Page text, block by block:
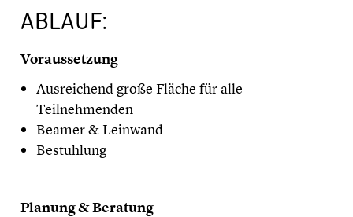
ABLAUF:
Voraussetzung
Ausreichend große Fläche für alle
Teilnehmenden
Beamer & Leinwand
Bestuhlung
Planung & Beratung